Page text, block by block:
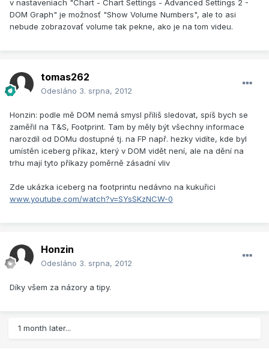
v nastaveniach "Chart - Chart Settings - Advanced Settings 2 -
DOM Graph" je možnosť "Show Volume Numbers", ale to asi
nebude zobrazovať volume tak pekne, ako je na tom videu.
tomas262
Odesláno 3. srpna, 2012
Honzin: podle mě DOM nemá smysl příliš sledovat, spíš bych se
zaměřil na T&S, Footprint. Tam by měly být všechny informace
narozdíl od DOMu dostupné tj. na FP např. hezky vidíte, kde byl
umístěn iceberg příkaz, který v DOM vidět není, ale na dění na
trhu mají tyto příkazy poměrně zásadní vliv
Zde ukázka iceberg na footprintu nedávno na kukuřici
www.youtube.com/watch?v=SYsSKzNCW-0
Honzin
Odesláno 3. srpna, 2012
Díky všem za názory a tipy.
1 month later...